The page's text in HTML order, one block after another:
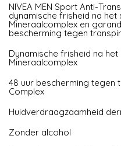
NIVEA MEN Sport Anti-
dynamische frisheid na
Mineraalcomplex en
bescherming tegen
Dynamische frisheid na
Mineraalcomplex
48 uur bescherming tegen
Complex
Huidverdraagzaamheid
Zonder alcohol